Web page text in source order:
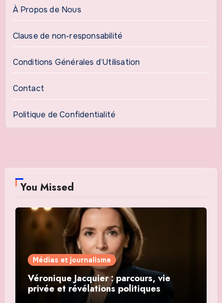
À Propos de Nous
Clause de non-responsabilité
Conditions Générales d’Utilisation
Contact
Politique de Confidentialité
You Missed
Médias et journalisme
Véronique Jacquier : parcours, vie
privée et révélations politiques